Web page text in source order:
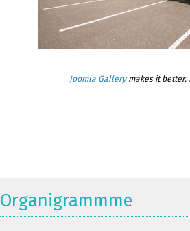
Joomla Gallerymakes it better.
Organigrammme